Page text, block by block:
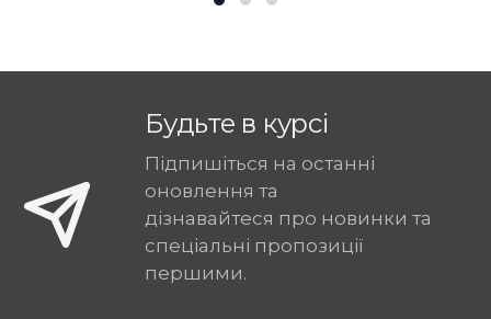
Будьте в курсі
Підпишіться на останні
оновлення та
дізнавайтеся про новинки та
спеціальні пропозиції
першими.